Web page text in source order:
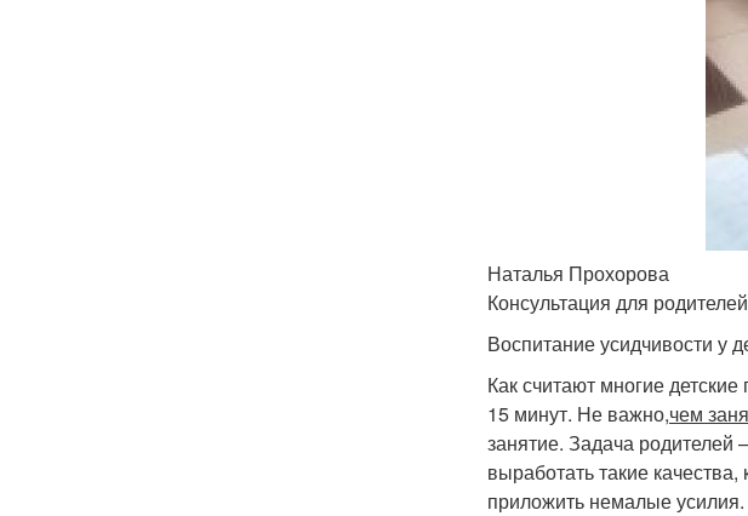
Наталья Прохорова
Консультация для
Воспитание усидчивости у
Как считают многие
15 минут. Не важно,чем
занятие. Задача родителей
выработать такие
приложить немалые усилия.